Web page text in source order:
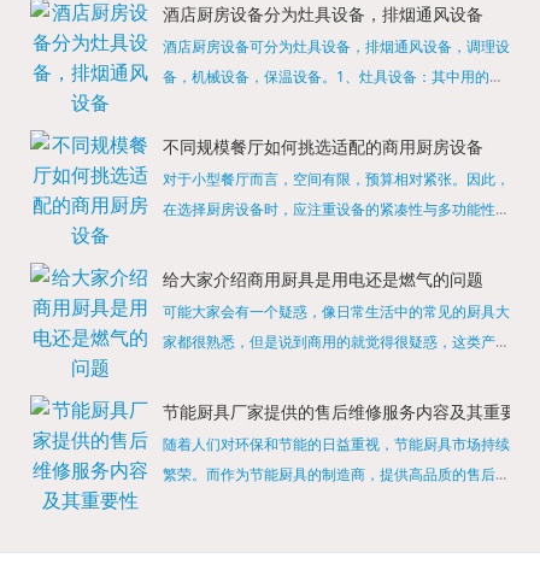
酒店厨房设备分为灶具设备，排烟通风设备
酒店厨房设备可分为灶具设备，排烟通风设备，调理设
备，机械设备，保温设备。1、灶具设备：其中用的较
缺少的，经过相关检测证明的合格设备才能进行使用，
不同规模餐厅如何挑选适配的商用厨房设备
对于小型餐厅而言，空间有限，预算相对紧张。因此，
在选择厨房设备时，应注重设备的紧凑性与多功能性。
烹饪设备，既能节省空间，又能满足多样化的烹饪需
给大家介绍商用厨具是用电还是燃气的问题
可能大家会有一个疑惑，像日常生活中的常见的厨具大
家都很熟悉，但是说到商用的就觉得很疑惑，这类产品
店用的就是商用的吗?还真别说，真被大家猜对了，这
节能厨具厂家提供的售后维修服务内容及其重要性
随着人们对环保和节能的日益重视，节能厨具市场持续
繁荣。而作为节能厨具的制造商，提供高品质的售后维